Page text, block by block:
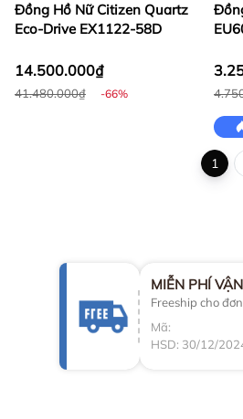
Đồng Hồ Nữ Citizen Quartz
Eco-Drive EX1122-58D
14.500.000₫
41.480.000₫ -66%
1
MIỄN PHÍ
Freeship cho
Mã:
HSD: 30/12/